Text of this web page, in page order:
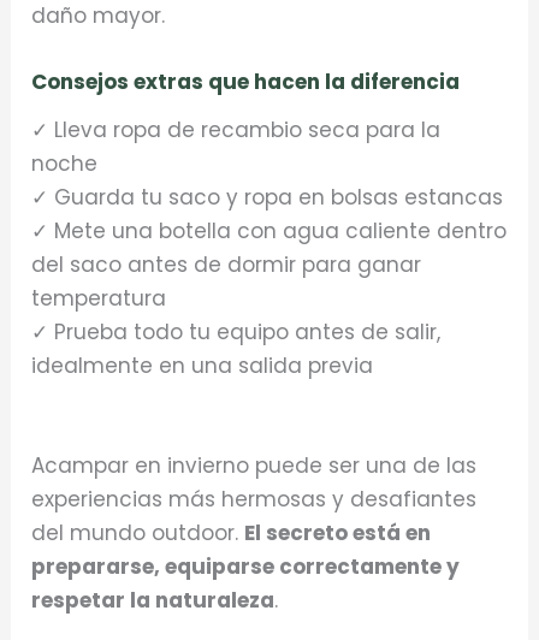
daño mayor.
Consejos extras que hacen la diferencia
✓ Lleva ropa de recambio seca para la
noche
✓ Guarda tu saco y ropa en bolsas estancas
✓ Mete una botella con agua caliente dentro
del saco antes de dormir para ganar
temperatura
✓ Prueba todo tu equipo antes de salir,
idealmente en una salida previa
Acampar en invierno puede ser una de las
experiencias más hermosas y desafiantes
del mundo outdoor. El secreto está en
prepararse, equiparse correctamente y
respetar la naturaleza.